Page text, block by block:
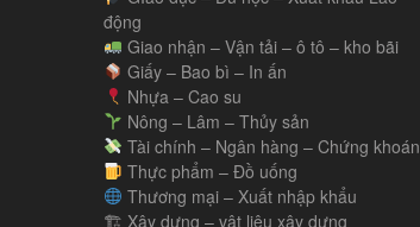
động
Giao nhận – Vận tải – ô tô – kho bãi
Giấy – Bao bì – In ấn
Nhựa – Cao su
Nông – Lâm – Thủy sản
Tài chính – Ngân hàng – Chứng khoán
Thực phẩm – Đồ uống
Thương mại – Xuất nhập khẩu
🏗 Xây dựng – vật liệu xây dựng